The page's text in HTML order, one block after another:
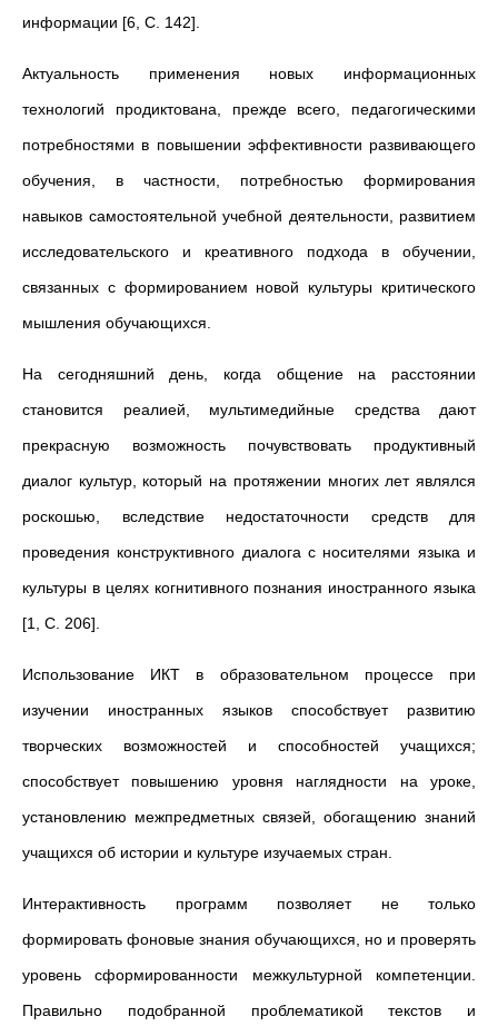
информации [6, С. 142].
Актуальность применения новых информационных
технологий продиктована, прежде всего, педагогическими
потребностями в повышении эффективности развивающего
обучения, в частности, потребностью формирования
навыков самостоятельной учебной деятельности, развитием
исследовательского и креативного подхода в обучении,
связанных с формированием новой культуры критического
мышления обучающихся.
На сегодняшний день, когда общение на расстоянии
становится реалией, мультимедийные средства дают
прекрасную возможность почувствовать продуктивный
диалог культур, который на протяжении многих лет являлся
роскошью, вследствие недостаточности средств для
проведения конструктивного диалога с носителями языка и
культуры в целях когнитивного познания иностранного языка
[1, С. 206].
Использование ИКТ в образовательном процессе при
изучении иностранных языков способствует развитию
творческих возможностей и способностей учащихся;
способствует повышению уровня наглядности на уроке,
установлению межпредметных связей, обогащению знаний
учащихся об истории и культуре изучаемых стран.
Интерактивность программ позволяет не только
формировать фоновые знания обучающихся, но и проверять
уровень сформированности межкультурной компетенции.
Правильно подобранной проблематикой текстов и